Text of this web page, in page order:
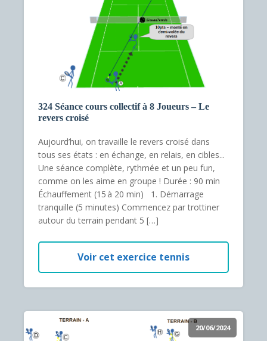
324 Séance cours collectif à 8 Joueurs – Le
revers croisé
Aujourd’hui, on travaille le revers croisé dans
tous ses états : en échange, en relais, en cibles...
Une séance complète, rythmée et un peu fun,
comme on les aime en groupe ! Durée : 90 min
Échauffement (15 à 20 min) 1. Démarrage
tranquille (5 minutes) Commencez par trottiner
autour du terrain pendant 5 […]
Voir cet exercice tennis
20/06/2024